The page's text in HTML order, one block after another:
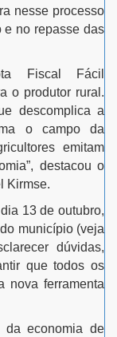
nesse processo
e no repasse das
Fiscal Fácil
o produtor rural.
descomplica a
o campo da
emitam
destacou o
Kirmse.
13 de outubro,
município (veja
dúvidas,
que todos os
nova ferramenta
da economia de